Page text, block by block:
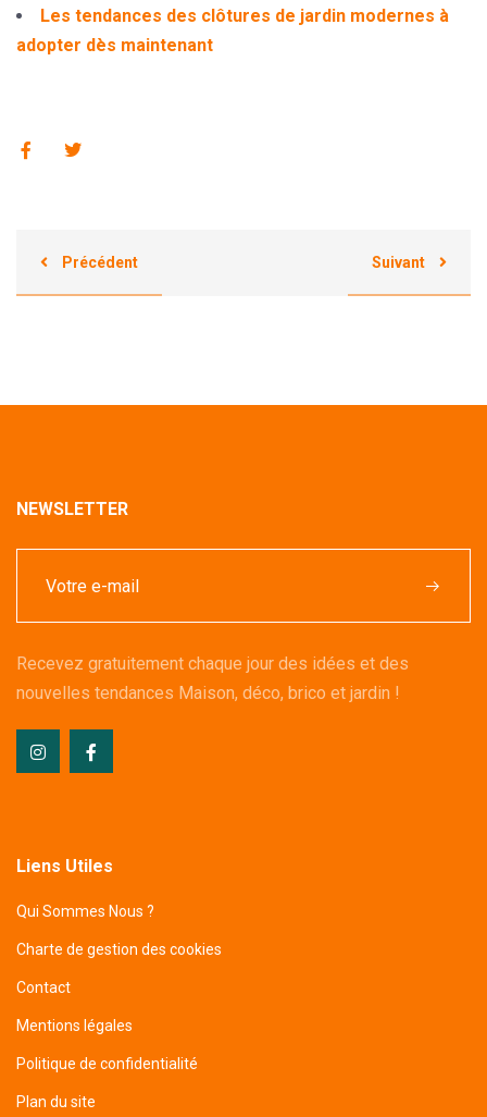
Les tendances des clôtures de jardin modernes à
adopter dès maintenant
Précédent Suivant
NEWSLETTER
Recevez gratuitement chaque jour des idées et des
nouvelles tendances Maison, déco, brico et jardin !
Liens Utiles
Qui Sommes Nous ?
Charte de gestion des cookies
Contact
Mentions légales
Politique de confidentialité
Plan du site